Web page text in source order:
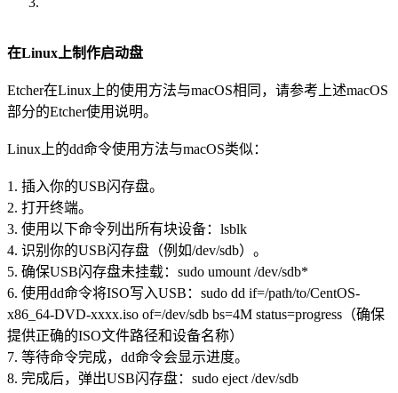
在Linux上制作启动盘
Etcher在Linux上的使用方法与macOS相同，请参考上述macOS
部分的Etcher使用说明。
Linux上的dd命令使用方法与macOS类似：
1. 插入你的USB闪存盘。
2. 打开终端。
3. 使用以下命令列出所有块设备：lsblk
4. 识别你的USB闪存盘（例如/dev/sdb）。
5. 确保USB闪存盘未挂载：sudo umount /dev/sdb*
6. 使用dd命令将ISO写入USB：sudo dd if=/path/to/CentOS-
x86_64-DVD-xxxx.iso of=/dev/sdb bs=4M status=progress（确保
提供正确的ISO文件路径和设备名称）
7. 等待命令完成，dd命令会显示进度。
8. 完成后，弹出USB闪存盘：sudo eject /dev/sdb